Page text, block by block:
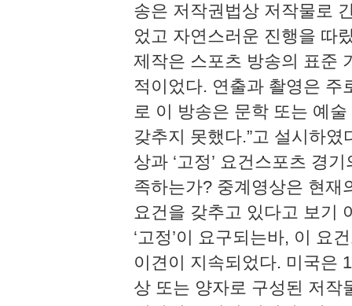
송은 저작권법상 저작물로
었고 자연스러운 진행을 따
제작은 스포츠 방송의 표준
적이었다. 연출과 촬영은 주
로 이 방송은 문학 또는 예
갖추지 못했다.”고 설시하
상과 ‘고정’ 요건스포츠 경
족하는가? 중계영상은 현재
요건을 갖추고 있다고 보기
‘고정’이 요구되는바, 이 요
이견이 지속되었다. 미국은
상 또는 양자로 구성된 저작